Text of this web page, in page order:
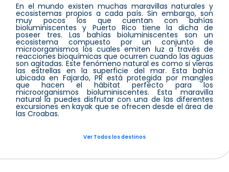
En el mundo existen muchas maravillas naturales y
ecosistemas propios a cada país. Sin embargo, son
muy pocos los que cuentan con bahías
bioluminiscentes y Puerto Rico tiene la dicha de
poseer tres. Las bahías bioluminiscentes son un
ecosistema compuesto por un conjunto de
microorganismos los cuales emiten luz a través de
reacciones bioquímicas que ocurren cuando las aguas
son agitadas. Este fenómeno natural es como si vieras
las estrellas en la superficie del mar. Esta bahía
ubicada en Fajardo, PR está protegida por mangles
que hacen el hábitat perfecto para los
microorganismos bioluminiscentes. Esta maravilla
natural la puedes disfrutar con una de las diferentes
excursiones en kayak que se ofrecen desde el área de
las Croabas.
Ver Todos los destinos